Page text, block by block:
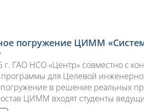
погружение ЦИММ
г. ГАО НСО «Центр» совместно с
программы для Целевой
в решение реальных
ЦИММ входят студенты